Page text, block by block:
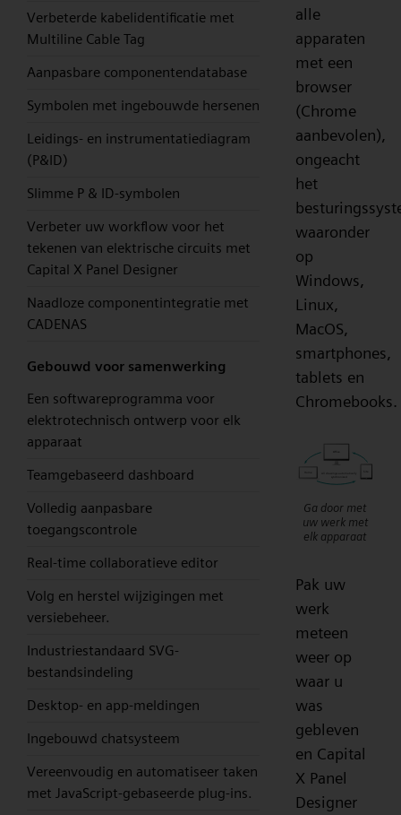
Verbeterde kabelidentificatie met
Multiline Cable Tag
Aanpasbare componentendatabase
Symbolen met ingebouwde hersenen
Leidings- en instrumentatiediagram
(P&ID)
Slimme P & ID-symbolen
Verbeter uw workflow voor het
tekenen van elektrische circuits met
Capital X Panel Designer
Naadloze componentintegratie met
CADENAS
Gebouwd voor samenwerking
Een softwareprogramma voor
elektrotechnisch ontwerp voor elk
apparaat
Teamgebaseerd dashboard
Volledig aanpasbare
toegangscontrole
Real-time collaboratieve editor
Volg en herstel wijzigingen met
versiebeheer.
Industriestandaard SVG-
bestandsindeling
Desktop- en app-meldingen
Ingebouwd chatsysteem
Vereenvoudig en automatiseer taken
met JavaScript-gebaseerde plug-ins.
alle
apparaten
met een
browser
(Chrome
aanbevolen),
ongeacht
het
waaronder
op
Windows,
Linux,
MacOS,
smartphones,
tablets en
Chromebooks.
Ga door met
uw werk met
elk apparaat
Pak uw
werk
meteen
weer op
waar u
was
gebleven
en Capital
X Panel
Designer